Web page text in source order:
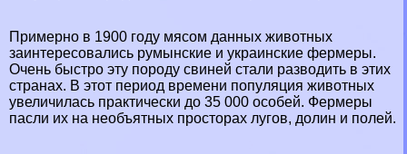
Примерно в 1900 году мясом данных животных
заинтересовались румынские и украинские фермеры.
Очень быстро эту породу свиней стали разводить в этих
странах. В этот период времени популяция животных
увеличилась пpaктически до 35 000 особей. Фермеры
пасли их на необъятных просторах лугов, долин и полей.